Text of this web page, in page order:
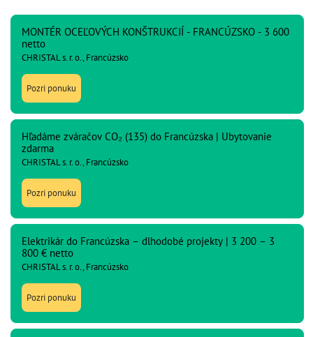
MONTÉR OCEĽOVÝCH KONŠTRUKCIÍ - FRANCÚZSKO - 3 600
netto
CHRISTAL s. r. o., Francúzsko
Pozri ponuku
Hľadáme zváračov CO₂ (135) do Francúzska | Ubytovanie
zdarma
CHRISTAL s. r. o., Francúzsko
Pozri ponuku
Elektrikár do Francúzska – dlhodobé projekty | 3 200 – 3
800 € netto
CHRISTAL s. r. o., Francúzsko
Pozri ponuku